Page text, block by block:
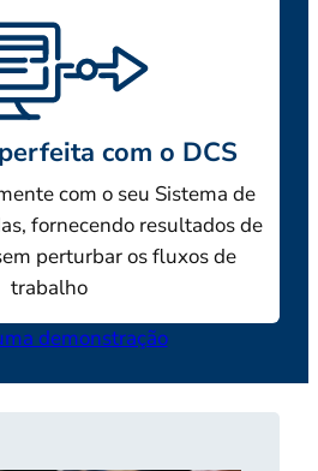
com o DCS
com o seu Sistema de
fornecendo resultados de
perturbar os fluxos de
trabalho
demonstração